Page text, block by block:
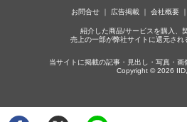
お問合せ 広告掲載 会社概要
紹介した商品/サービスを購入、
売上の一部が弊社サイトに還元され
当サイトに掲載の記事・見出し・写真・画
Copyright © 2026